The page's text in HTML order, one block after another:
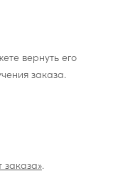
вернуть его
заказа.
заказа».